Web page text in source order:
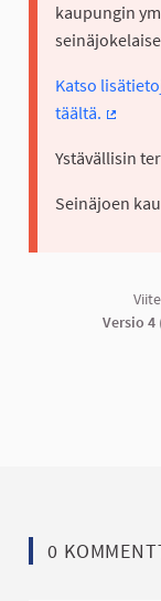
kaupungin
Katso
täältä.
Ystävällisin
Seinäjoen
Versio 4
0